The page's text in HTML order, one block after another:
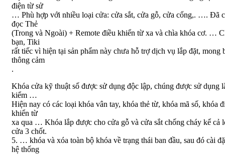
điện từ sử
… Phù hợp với nhiều loại cửa: cửa sắt, cửa gỗ, cửa cổng,. …. Đã
đọc Thẻ
(Trong và Ngoài) + Remote điều khiển từ xa và chìa khóa cơ. …
bạn, Tiki
rất tiếc vì hiện tại sản phẩm này chưa hỗ trợ dịch vụ lắp đặt, mong
thông cảm
.
Khóa cửa kỹ thuật số được sử dụng độc lập, chúng được sử dụng
kiểm …
Hiện nay có các loại khóa vân tay, khóa thẻ từ, khóa mã số, khóa
khiển từ
xa qua … Khóa lắp được cho cửa gỗ và cửa sắt chống cháy kể cả
cửa 3 chốt.
5. … khóa và xóa toàn bộ khóa về trạng thái ban đầu, sau đó cài
hệ thống